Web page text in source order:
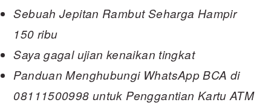
Sebuah Jepitan Rambut Seharga Hampir
150 ribu
Saya gagal ujian kenaikan tingkat
Panduan Menghubungi WhatsApp BCA di
08111500998 untuk Penggantian Kartu ATM